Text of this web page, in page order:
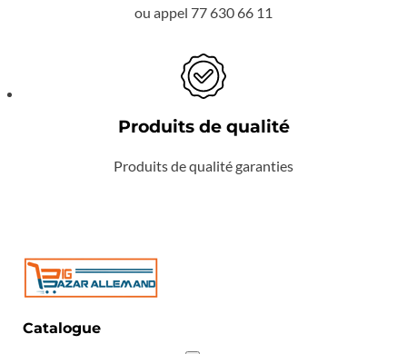
ou appel 77 630 66 11
Produits de qualité
Produits de qualité garanties
Catalogue